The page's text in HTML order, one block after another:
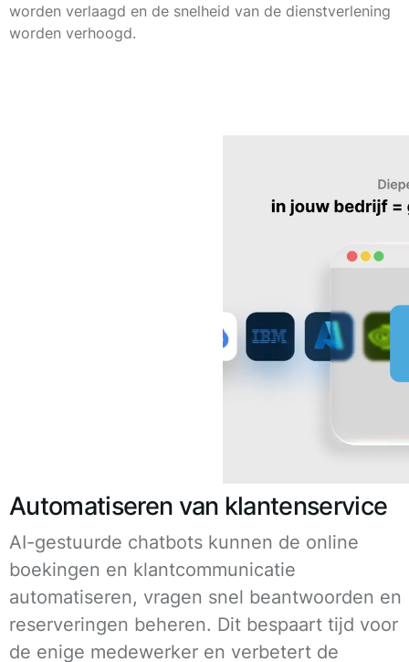
worden verlaagd en de snelheid van de dienstverlening
worden verhoogd.
Automatiseren van klantenservice
AI-gestuurde chatbots kunnen de online
boekingen en klantcommunicatie
automatiseren, vragen snel beantwoorden en
reserveringen beheren. Dit bespaart tijd voor
de enige medewerker en verbetert de